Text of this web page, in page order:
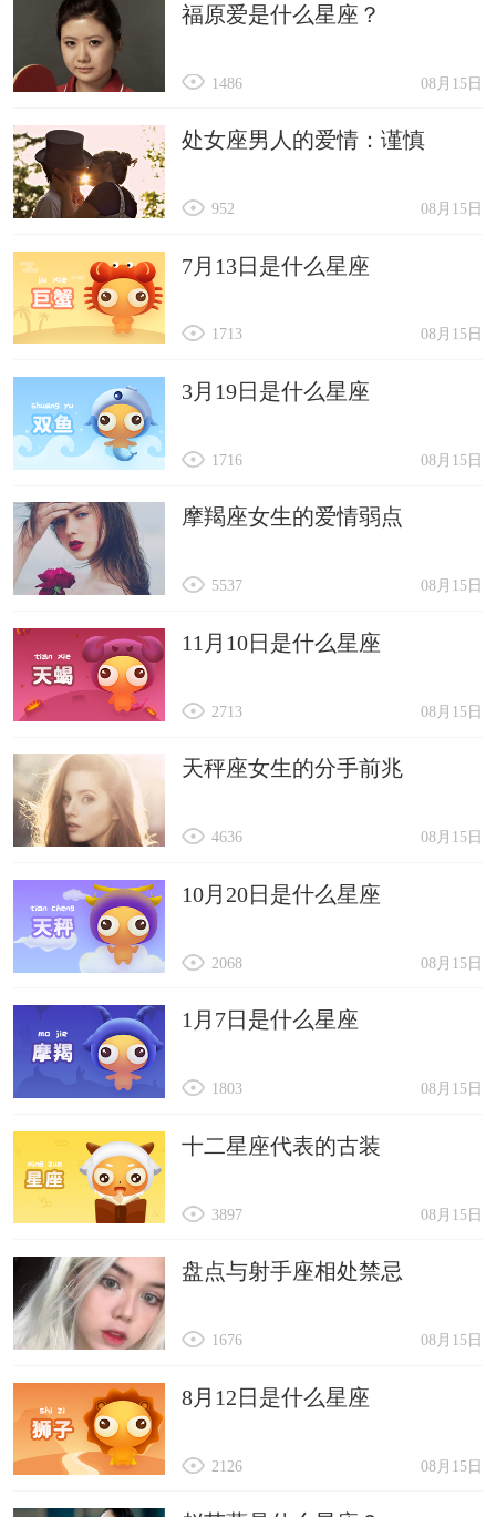
福原爱是什么星座？
08月15日
1486
处女座男人的爱情：谨慎
08月15日
952
7月13日是什么星座
08月15日
1713
3月19日是什么星座
08月15日
1716
摩羯座女生的爱情弱点
08月15日
5537
11月10日是什么星座
08月15日
2713
天秤座女生的分手前兆
08月15日
4636
10月20日是什么星座
08月15日
2068
1月7日是什么星座
08月15日
1803
十二星座代表的古装
08月15日
3897
盘点与射手座相处禁忌
08月15日
1676
8月12日是什么星座
08月15日
2126